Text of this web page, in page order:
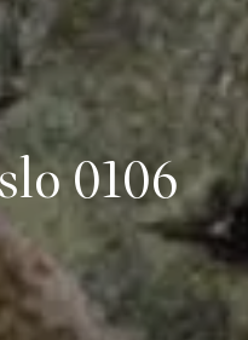
0106